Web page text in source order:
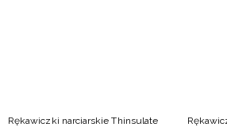
Rękawiczki narciarskie Thinsulate